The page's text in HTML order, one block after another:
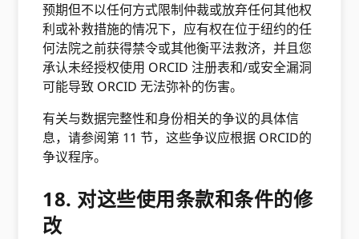
预期但不以任何方式限制仲裁或放弃任何其他权
利或补救措施的情况下，应有权在位于纽约的任
何法院之前获得禁令或其他衡平法救济，并且您
承认未经授权使用 ORCID 注册表和/或安全漏洞
可能导致 ORCID 无法弥补的伤害。
有关与数据完整性和身份相关的争议的具体信
息，请参阅第 11 节，这些争议应根据 ORCID的
争议程序。
18. 对这些使用条款和条件的修
改